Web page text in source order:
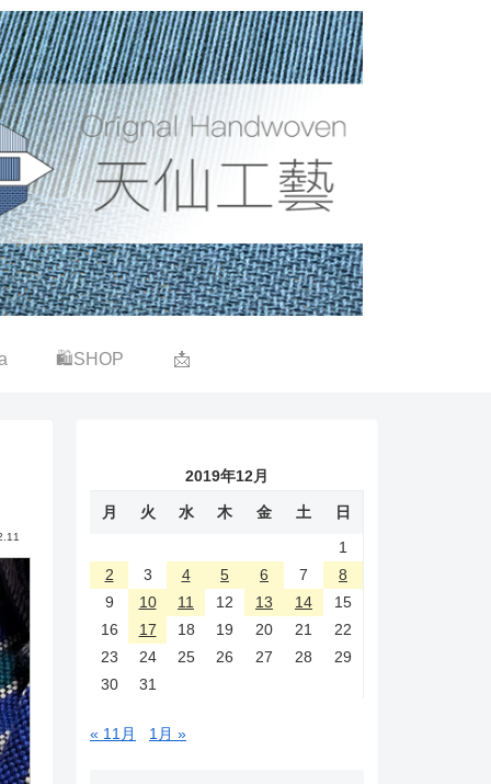
🛍SHOP 📩
2019年12月
月 火 水 木 金 土
日
1
2
3 4 5 6 7
8
9
10 11 12 13 14
15
16
17 18 19 20 21
22
23
24 25 26 27 28
29
30
31
« 11月 1月 »